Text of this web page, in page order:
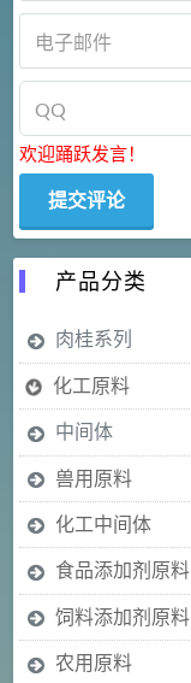
欢迎踊跃发言！
产品分类
肉桂系列
化工原料
中间体
兽用原料
化工中间体
食品添加剂原料
饲料添加剂原料
农用原料